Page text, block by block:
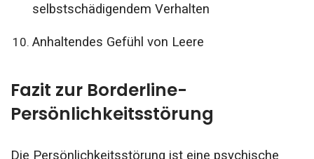
selbstschädigendem Verhalten
Anhaltendes Gefühl von Leere
Fazit zur Borderline-
Persönlichkeitsstörung
Die Persönlichkeitsstörung ist eine psychische